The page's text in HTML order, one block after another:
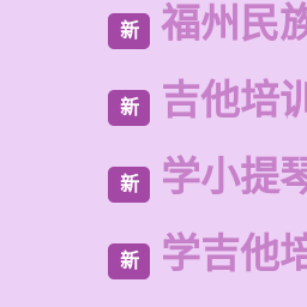
新 福州民
新 吉他培
新 学小提
新 学吉他